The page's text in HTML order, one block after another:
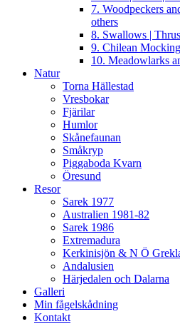
7. Woodpeckers
others
8. Swallows |
9. Chilean
10. Meadowlarks
Natur
Torna Hällestad
Vresbokar
Fjärilar
Humlor
Skånefaunan
Småkryp
Piggaboda Kvarn
Öresund
Resor
Sarek 1977
Australien 1981-82
Sarek 1986
Extremadura
Kerkinisjön & N Ö
Andalusien
Härjedalen och Dalarna
Galleri
Min fågelskådning
Kontakt